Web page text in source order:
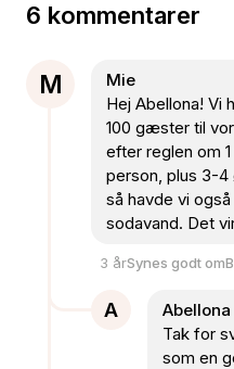
6 kommentarer
M
Mie
Hej Abellona! Vi
100 gæster til
efter reglen om
person, plus 3-4
så havde vi
sodavand. Det
3 årSynes godt om
A
Abellona
Tak for
som en